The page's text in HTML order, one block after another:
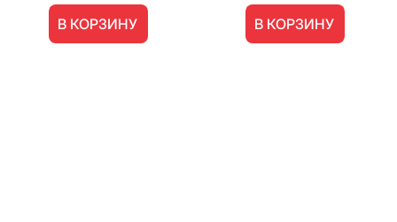
В КОРЗИНУ В КОРЗИНУ